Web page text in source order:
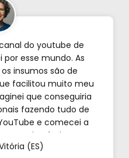
do youtube de
esse mundo. As
insumos são de
facilitou muito meu
que conseguiria
fazendo tudo de
e comecei a
são incríveis e os
como mostram nos
(ES)